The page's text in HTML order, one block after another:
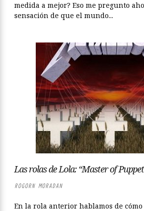
medida a mejor? Eso me pregunto
sensación de que el mundo...
Las rolas de Lola: “Master of
ROGORN MORADAN
En la rola anterior hablamos de